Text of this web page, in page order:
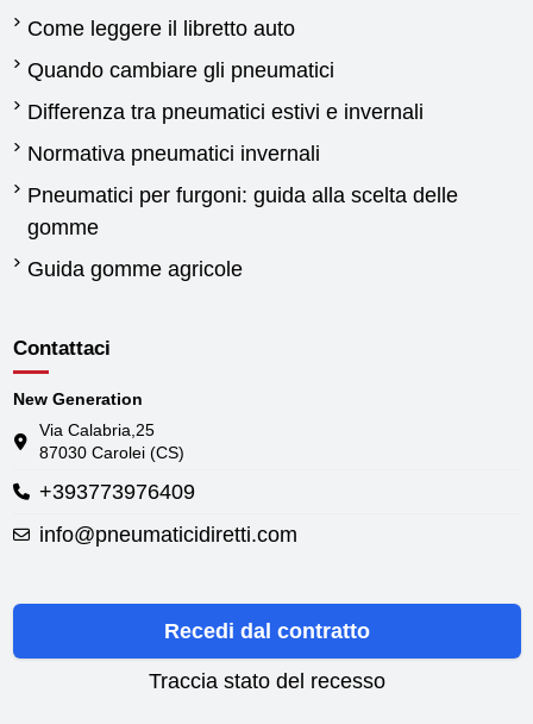
Come leggere il libretto auto
Quando cambiare gli pneumatici
Differenza tra pneumatici estivi e invernali
Normativa pneumatici invernali
Pneumatici per furgoni: guida alla scelta delle
gomme
Guida gomme agricole
Contattaci
New Generation
Via Calabria,25
87030 Carolei (CS)
+393773976409
info@pneumaticidiretti.com
Recedi dal contratto
Traccia stato del recesso